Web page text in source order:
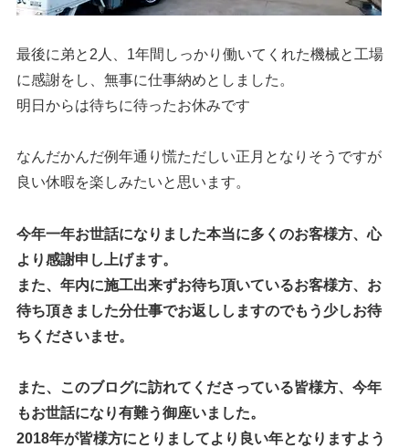
最後に弟と2人、1年間しっかり働いてくれた機械と工場
に感謝をし、無事に仕事納めとしました。
明日からは待ちに待ったお休みです
なんだかんだ例年通り慌ただしい正月となりそうですが
良い休暇を楽しみたいと思います。
今年一年お世話になりました本当に多くのお客様方、心
より感謝申し上げます。
また、年内に施工出来ずお待ち頂いているお客様方、お
待ち頂きました分仕事でお返ししますのでもう少しお待
ちくださいませ。
また、このブログに訪れてくださっている皆様方、今年
もお世話になり有難う御座いました。
2018年が皆様方にとりましてより良い年となりますよう